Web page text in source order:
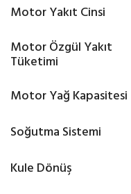
Motor Yakıt Cinsi
Motor Özgül Yakıt
Tüketimi
Motor Yağ Kapasitesi
Soğutma Sistemi
Kule Dönüş